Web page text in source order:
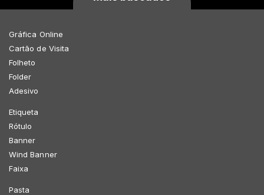
Gráfica Online
Cartão de Visita
Folheto
Folder
Adesivo
Etiqueta
Rótulo
Banner
Wind Banner
Faixa
Pasta